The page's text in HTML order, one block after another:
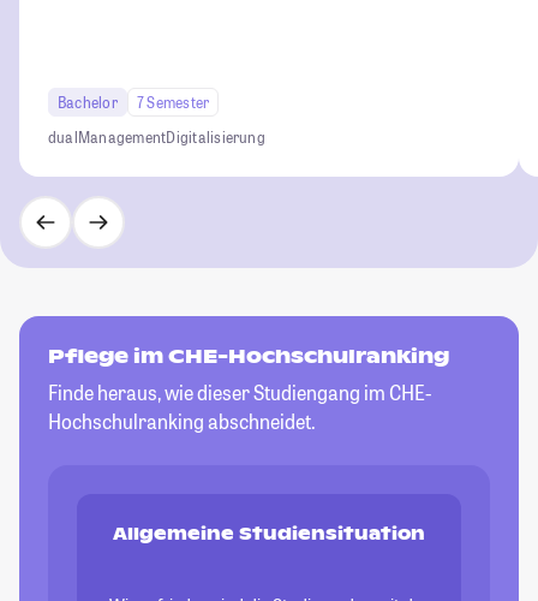
Bachelor
7 Semester
dualManagementDigitalisierung
Pflege im CHE-Hochschulranking
Finde heraus, wie dieser Studiengang im CHE-
Hochschulranking abschneidet.
Allgemeine Studiensituation